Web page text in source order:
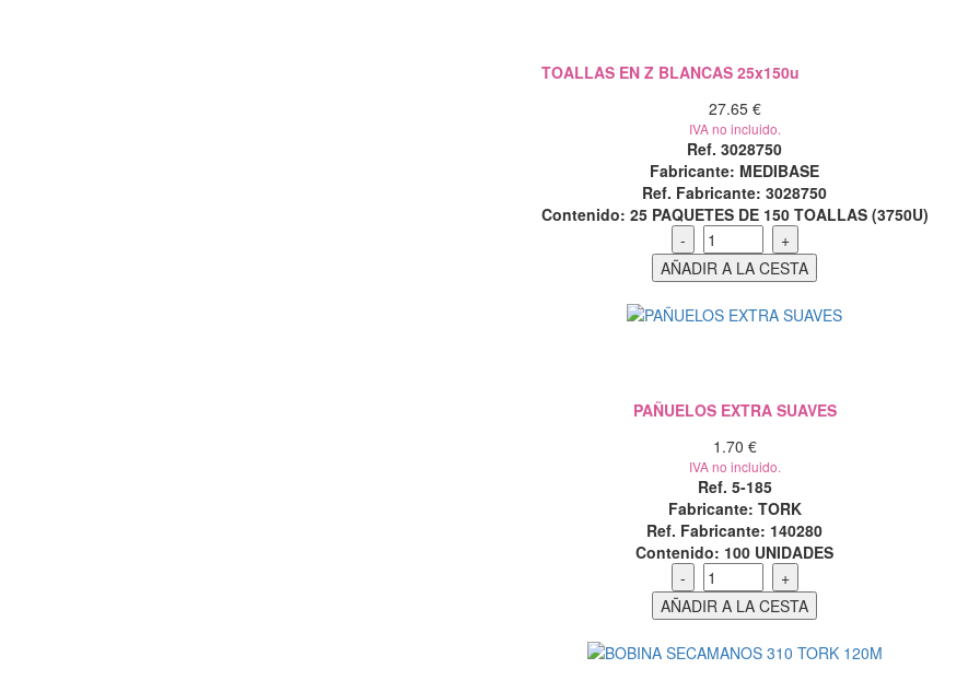
TOALLAS EN Z BLANCAS 25x150u
27.65 €
IVA no incluido.
Ref. 3028750
Fabricante: MEDIBASE
Ref. Fabricante: 3028750
Contenido: 25 PAQUETES DE 150 TOALLAS (3750U)
PAÑUELOS EXTRA SUAVES
1.70 €
IVA no incluido.
Ref. 5-185
Fabricante: TORK
Ref. Fabricante: 140280
Contenido: 100 UNIDADES